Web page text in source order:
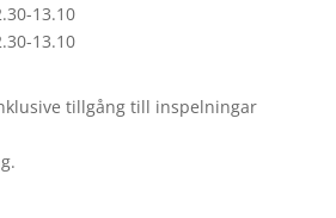
13.10
13.10
tillgång till inspelningar